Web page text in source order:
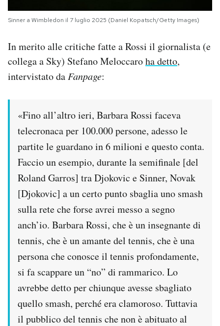
Sinner a Wimbledon il 7 luglio 2025 (Daniel Kopatsch/Getty Images)
In merito alle critiche fatte a Rossi il giornalista (e
collega a Sky) Stefano Meloccaroha detto,
intervistato da Fanpage:
«Fino all’altro ieri, Barbara Rossi faceva
telecronaca per 100.000 persone, adesso le
partite le guardano in 6 milioni e questo conta.
Faccio un esempio, durante la semifinale [del
Roland Garros] tra Djokovic e Sinner, Novak
[Djokovic] a un certo punto sbaglia uno smash
sulla rete che forse avrei messo a segno
anch’io. Barbara Rossi, che è un insegnante di
tennis, che è un amante del tennis, che è una
persona che conosce il tennis profondamente,
si fa scappare un “no” di rammarico. Lo
avrebbe detto per chiunque avesse sbagliato
quello smash, perché era clamoroso. Tuttavia
il pubblico del tennis che non è abituato al